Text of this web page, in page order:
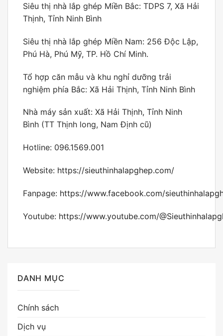
Siêu thị nhà lắp ghép Miền Bắc: TDPS 7, Xã Hải
Thịnh, Tỉnh Ninh Bình
Siêu thị nhà lắp ghép Miền Nam: 256 Độc Lập,
Phú Hà, Phú Mỹ, TP. Hồ Chí Minh.
Tổ hợp căn mẫu và khu nghỉ dưỡng trải
nghiệm phía Bắc: Xã Hải Thịnh, Tỉnh Ninh Bình
Nhà máy sản xuất: Xã Hải Thịnh, Tỉnh Ninh
Bình (TT Thịnh long, Nam Định cũ)
Hotline: 096.1569.001
Website: https://sieuthinhalapghep.com/
Fanpage: https://www.facebook.com/
Youtube: https://www.youtube.com/
DANH MỤC
Chính sách
Dịch vụ